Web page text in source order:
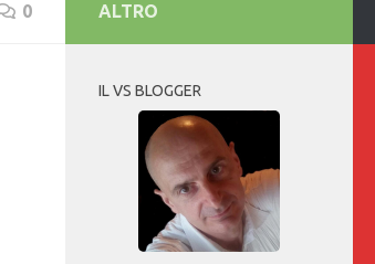
0 ALTRO
IL VS BLOGGER